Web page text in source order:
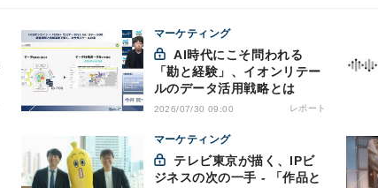
マーケティング
AI時代にこそ問われる
「勘と経験」、イオンリテー
ルのデータ活用戦略とは
2026/07/30 09:00 レポート
マーケティング
ジネスの次の一手 - 「作品と